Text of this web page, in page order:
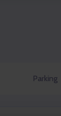
Parking